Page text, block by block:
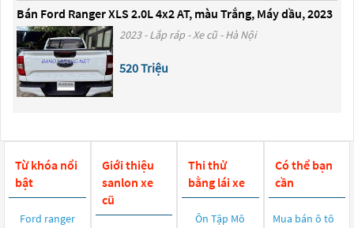
Bán Ford Ranger XLS 2.0L 4x2 AT, màu Trắng, Máy dầu, 2023
2023 - Lắp ráp - Xe cũ - Hà Nội
520 Triệu
Từ khóa nổi
bật
Ford ranger
Giới thiệu
sanlon xe
cũ
Thi thử
bằng lái xe
Ôn Tập Mô
Có thể bạn
cần
Mua bán ô tô